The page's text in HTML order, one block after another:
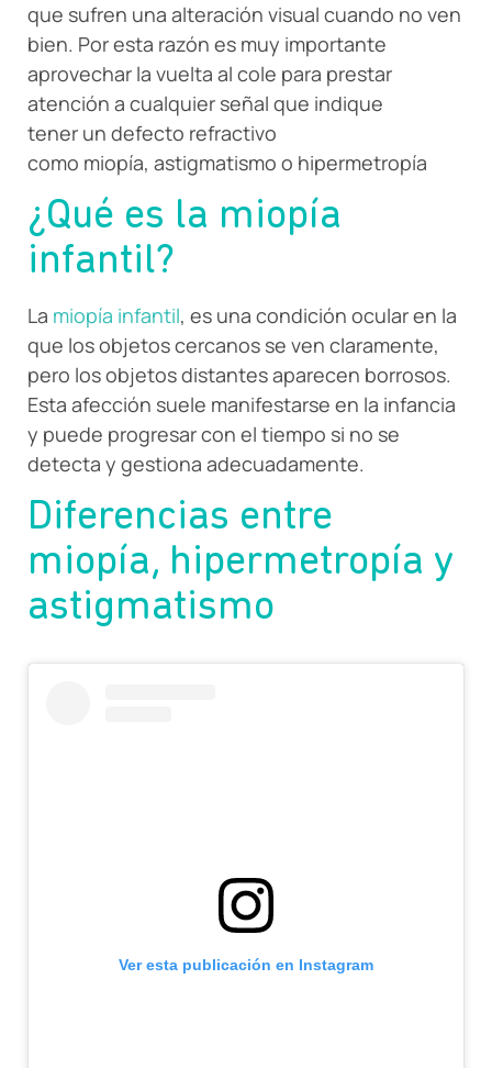
que sufren una alteración visual cuando no ven
bien. Por esta razón es muy importante
aprovechar la vuelta al cole para prestar
atención a cualquier señal que indique
tener un defecto refractivo
como miopía, astigmatismo o hipermetropía
¿Qué es la miopía
infantil?
La miopía infantil, es una condición ocular en la
que los objetos cercanos se ven claramente,
pero los objetos distantes aparecen borrosos.
Esta afección suele manifestarse en la infancia
y puede progresar con el tiempo si no se
detecta y gestiona adecuadamente.
Diferencias entre
miopía, hipermetropía y
astigmatismo
Ver esta publicación en Instagram